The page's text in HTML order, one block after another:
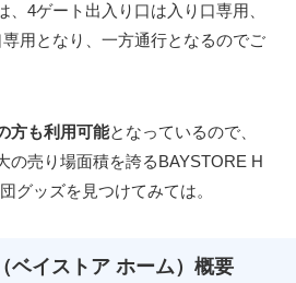
、4ゲート出入り口は入り口専用、
用となり、一方通行となるのでご
方も利用可能となっているので、
の売り場面積を誇るBAYSTORE H
グッズを見つけてみては。
ベイストア ホーム）概要